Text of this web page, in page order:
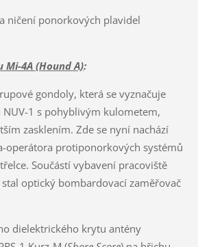
ničení ponorkových plavidel
Mi-4A (Hound A):
gondoly, která se vyznačuje
1 s pohyblivým kulometem,
zasklením. Zde se nyní nachází
operátora protiponorkových systémů
Součástí vybavení pracoviště
optický bombardovací zaměřovač
dielektrického krytu antény